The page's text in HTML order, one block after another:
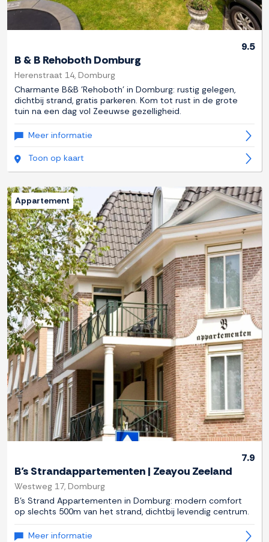
9.5
B & B Rehoboth Domburg
Herenstraat 14, Domburg
Charmante B&B 'Rehoboth' in Domburg: rustig gelegen,
dichtbij strand, gratis parkeren. Kom tot rust in de grote
tuin na een dag vol Zeeuwse gezelligheid.
Meer informatie
Toon op kaart
Previous Next
Appartement
7.9
B’s Strandappartementen | Zeayou Zeeland
Westweg 17, Domburg
B's Strand Appartementen in Domburg: modern comfort
op slechts 500m van het strand, dichtbij levendig centrum.
Meer informatie